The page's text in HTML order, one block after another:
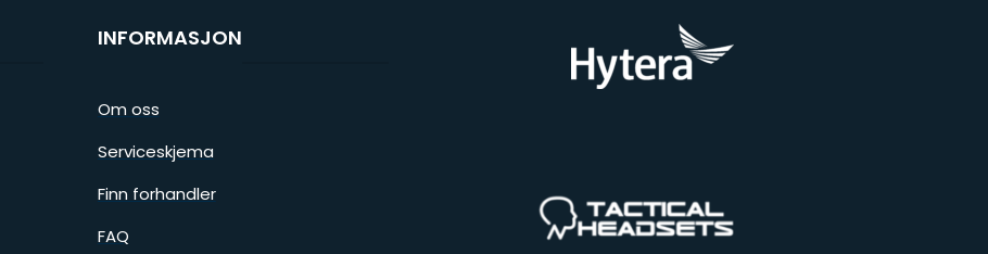
INFORMASJON
Om oss
Serviceskjema
Finn forhandler
FAQ